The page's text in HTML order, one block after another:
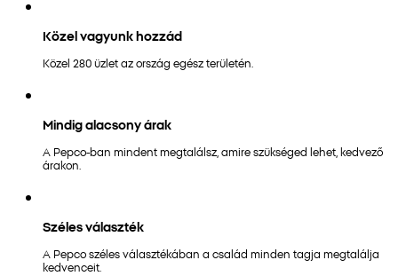
Közel vagyunk hozzád
Közel 280 üzlet az ország egész területén.
Mindig alacsony árak
A Pepco-ban mindent megtalálsz, amire szükséged lehet, kedvező
árakon.
Széles választék
A Pepco széles választékában a család minden tagja megtalálja
kedvenceit.